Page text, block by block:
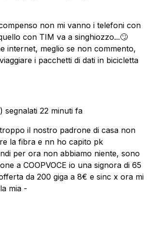
non mi vanno i telefoni con
con TIM va a singhiozzo...🙄
internet, meglio se non commento,
i pacchetti di dati in bicicletta
segnalati 22 minuti fa
il nostro padrone di casa non
la fibra e nn ho capito pk
per ora non abbiamo niente, sono
a COOPVOCE io una signora di 65
da 200 giga a 8€ e sinc x ora mi
mia -